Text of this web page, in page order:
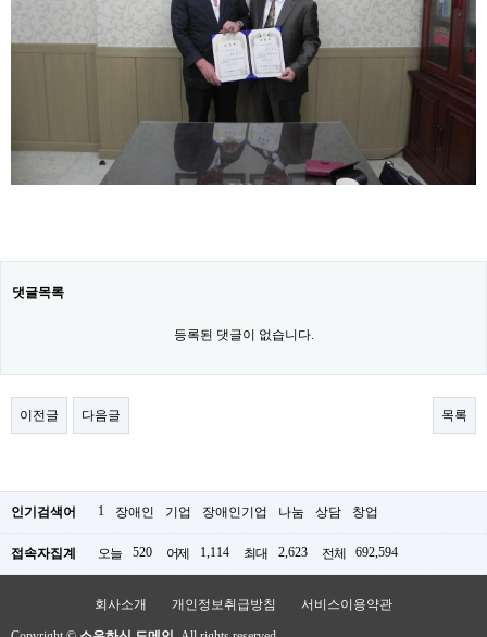
댓글목록
등록된 댓글이 없습니다.
이전글 다음글 목록
인기검색어 1 장애인 기업 장애인기업 나눔 상담 창업
접속자집계 오늘 520 어제 1,114 최대 2,623 전체 692,594
회사소개 개인정보취급방침 서비스이용약관